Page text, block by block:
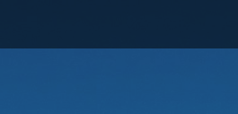
PHOTOS &